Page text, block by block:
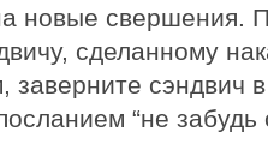
новые свершения.
сделанному
заверните сэндвич
“не забудь